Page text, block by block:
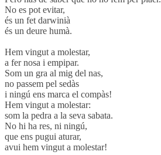
No es pot evitar,
és un fet darwinià
és un deure humà.
Hem vingut a molestar,
a fer nosa i empipar.
Som un gra al mig del nas,
no passem pel sedàs
i ningú ens marca el compàs!
Hem vingut a molestar:
som la pedra a la seva sabata.
No hi ha res, ni ningú,
que ens pugui aturar,
avui hem vingut a molestar!